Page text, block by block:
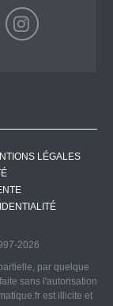
LÉGALES
2026
par quelque
sans l'autorisation
est illicite et